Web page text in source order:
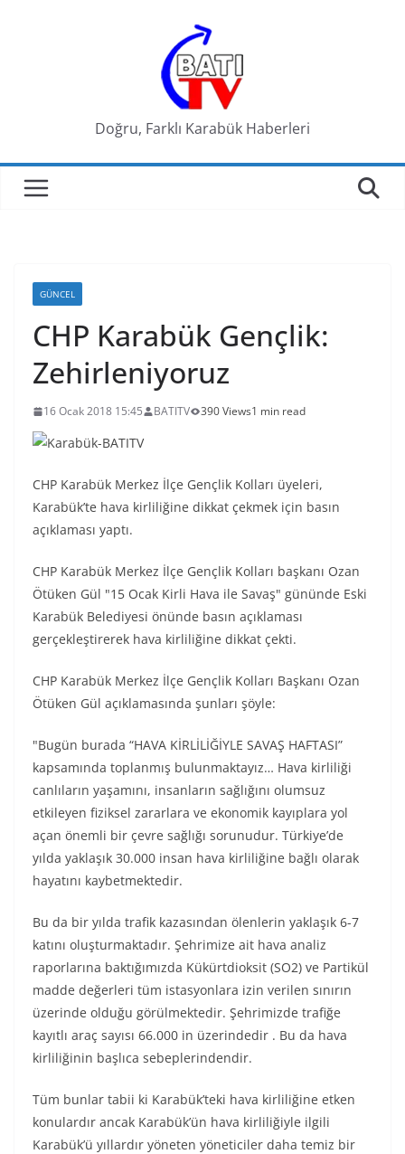
Doğru, Farklı Karabük Haberleri
GÜNCEL
CHP Karabük Gençlik:
Zehirleniyoruz
16 Ocak 2018 15:45 BATITV 390 Views1 min read
CHP Karabük Merkez İlçe Gençlik Kolları üyeleri,
Karabük’te hava kirliliğine dikkat çekmek için basın
açıklaması yaptı.
CHP Karabük Merkez İlçe Gençlik Kolları başkanı Ozan
Ötüken Gül "15 Ocak Kirli Hava ile Savaş" gününde Eski
Karabük Belediyesi önünde basın açıklaması
gerçekleştirerek hava kirliliğine dikkat çekti.
CHP Karabük Merkez İlçe Gençlik Kolları Başkanı Ozan
Ötüken Gül açıklamasında şunları şöyle:
"Bugün burada “HAVA KİRLİLİĞİYLE SAVAŞ HAFTASI”
kapsamında toplanmış bulunmaktayız… Hava kirliliği
canlıların yaşamını, insanların sağlığını olumsuz
etkileyen fiziksel zararlara ve ekonomik kayıplara yol
açan önemli bir çevre sağlığı sorunudur. Türkiye’de
yılda yaklaşık 30.000 insan hava kirliliğine bağlı olarak
hayatını kaybetmektedir.
Bu da bir yılda trafik kazasından ölenlerin yaklaşık 6-7
katını oluşturmaktadır. Şehrimize ait hava analiz
raporlarına baktığımızda Kükürtdioksit (SO2) ve Partikül
madde değerleri tüm istasyonlara izin verilen sınırın
üzerinde olduğu görülmektedir. Şehrimizde trafiğe
kayıtlı araç sayısı 66.000 in üzerindedir . Bu da hava
kirliliğinin başlıca sebeplerindendir.
Tüm bunlar tabii ki Karabük’teki hava kirliliğine etken
konulardır ancak Karabük’ün hava kirliliğiyle ilgili
Karabük’ü yıllardır yöneten yöneticiler daha temiz bir